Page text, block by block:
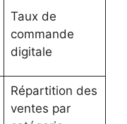
Taux de
commande
digitale
Répartition des
ventes par